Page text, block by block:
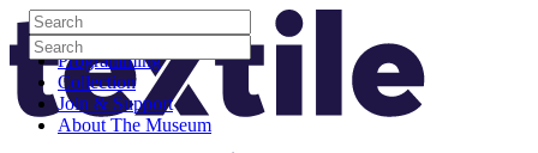
Skip to content
Visit
Programming
Collection
Join & Support
About The Museum
Search
Search
Search
Search
Site Logo